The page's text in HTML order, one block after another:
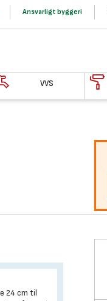
Ansvarligt byggeri
VVS
24 cm til